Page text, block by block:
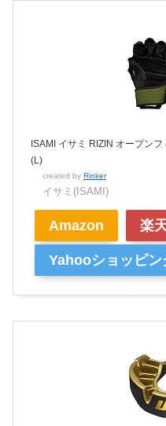
ISAMI イサミ RIZIN オープン
(L)
created by Rinker
イサミ(ISAMI)
Amazon 楽
Yahooショッピン